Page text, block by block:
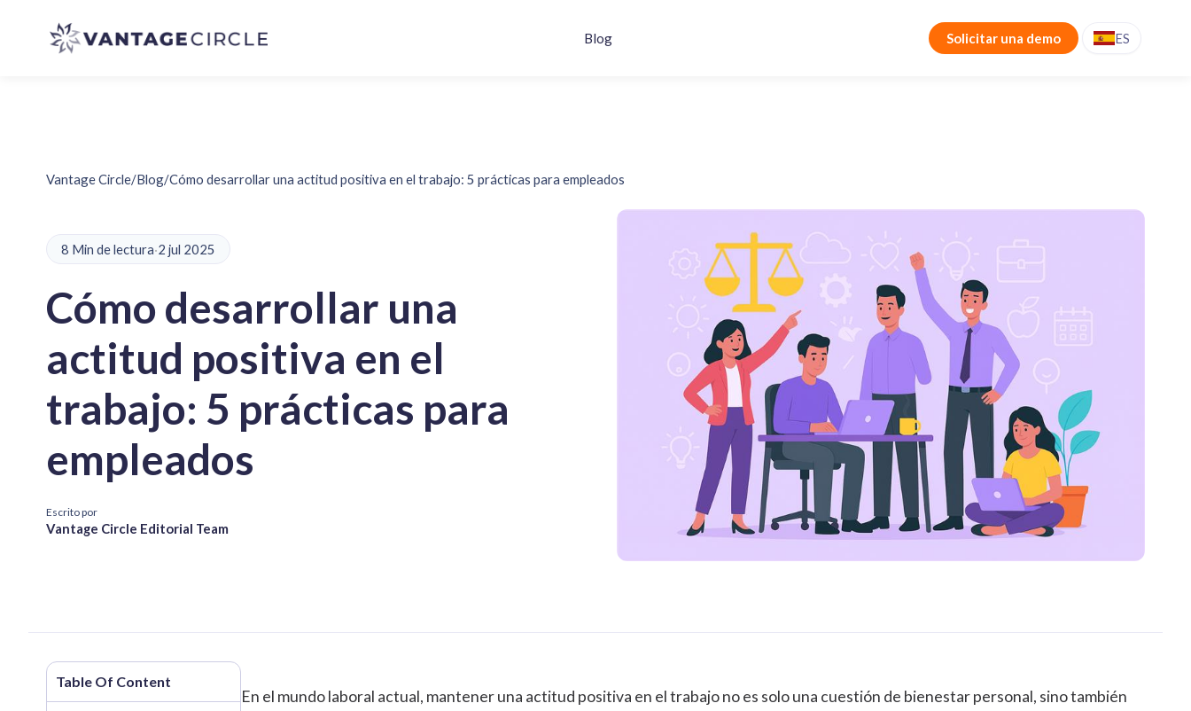
Blog Solicitar una demo ES
Vantage Circle/Blog/Cómo desarrollar una actitud positiva en el trabajo: 5 prácticas para empleados
8 Min de lectura·2 jul 2025
Cómo desarrollar una
actitud positiva en el
trabajo: 5 prácticas para
empleados
Escrito por
Vantage Circle Editorial Team
En el mundo laboral actual, mantener una actitud positiva en el trabajo no es solo una cuestión de bienestar personal, sino también